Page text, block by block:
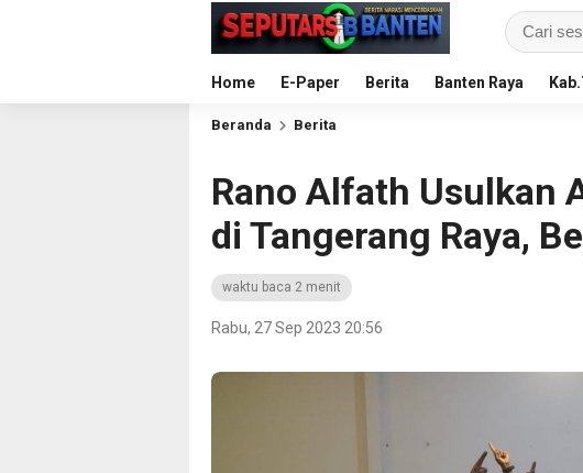
Home E-Paper Berita Banten Raya
Beranda Berita
Rano Alfath Usulkan
di Tangerang Raya,
waktu baca 2 menit
Rabu, 27 Sep 2023 20:56